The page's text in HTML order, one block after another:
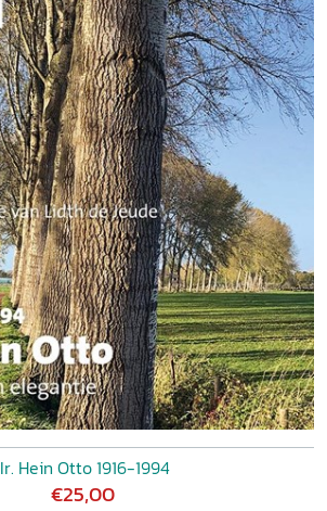
Ir. Hein Otto 1916-1994
€25,00